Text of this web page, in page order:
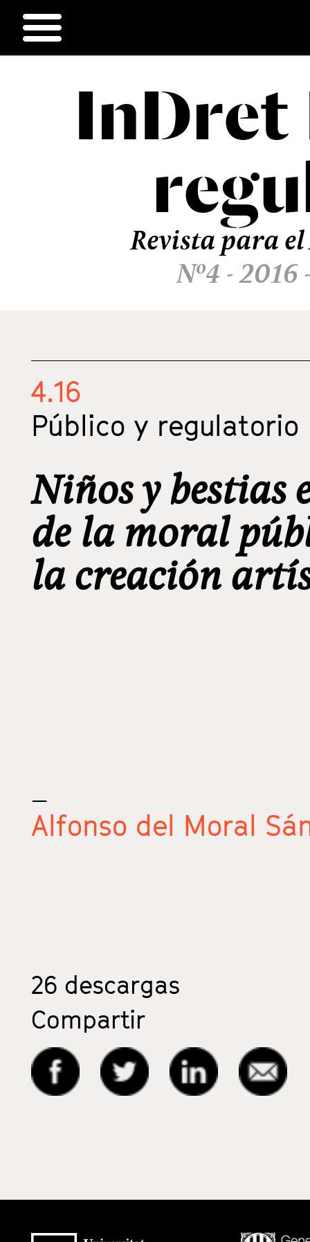
InDret
Revista para
Nº4 - 2016
4.16
Público y regulatorio
Niños y bestias
de la moral
la creación
_
Alfonso del Moral
26 descargas
Compartir